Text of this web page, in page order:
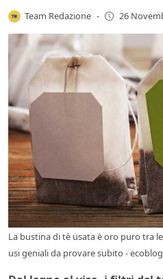
Team Redazione - 26
La bustina di tè usata è oro puro tra
usi geniali da provare subito -